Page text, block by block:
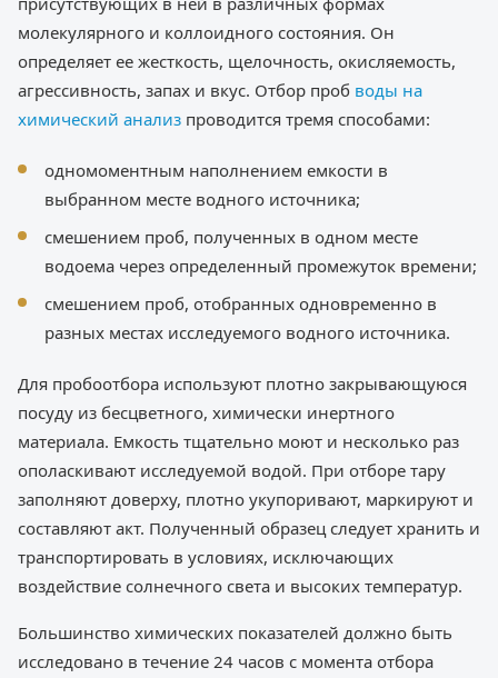
молекулярного и коллоидного состояния. Он
определяет ее жесткость, щелочность, окисляемость,
агрессивность, запах и вкус. Отбор проб воды на
химический анализ проводится тремя способами:
одномоментным наполнением емкости в
выбранном месте водного источника;
смешением проб, полученных в одном месте
водоема через определенный промежуток времени;
смешением проб, отобранных одновременно в
разных местах исследуемого водного источника.
Для пробоотбора используют плотно закрывающуюся
посуду из бесцветного, химически инертного
материала. Емкость тщательно моют и несколько раз
ополаскивают исследуемой водой. При отборе тару
заполняют доверху, плотно укупоривают, маркируют и
составляют акт. Полученный образец следует хранить и
транспортировать в условиях, исключающих
воздействие солнечного света и высоких температур.
Большинство химических показателей должно быть
исследовано в течение 24 часов с момента отбора